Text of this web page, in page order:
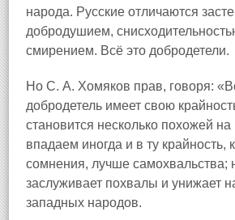
народа. Русские отличаются
добродушием,
смирением. Всё это добродетели.
Но С. А. Хомяков прав, говоря:
добродетель имеет свою
становится несколько похожей
впадаем иногда и в ту крайность,
сомнения, лучше самохвальства;
заслуживает похвалы и унижает
западных народов.